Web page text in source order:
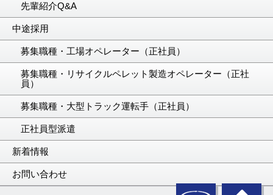
先輩紹介Q&A
中途採用
募集職種・工場オペレーター（正社員）
募集職種・リサイクルペレット製造オペレーター（正社
員）
募集職種・大型トラック運転手（正社員）
正社員型派遣
新着情報
お問い合わせ